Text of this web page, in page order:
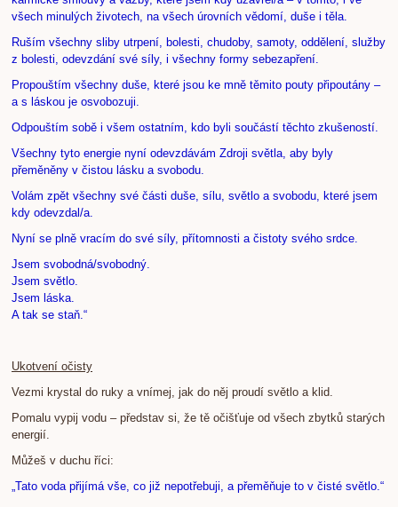
všech minulých životech, na všech úrovních vědomí, duše i těla.
Ruším všechny sliby utrpení, bolesti, chudoby, samoty, oddělení, služby
z bolesti, odevzdání své síly, i všechny formy sebezapření.
Propouštím všechny duše, které jsou ke mně těmito pouty připoutány –
a s láskou je osvobozuji.
Odpouštím sobě i všem ostatním, kdo byli součástí těchto zkušeností.
Všechny tyto energie nyní odevzdávám Zdroji světla, aby byly
přeměněny v čistou lásku a svobodu.
Volám zpět všechny své části duše, sílu, světlo a svobodu, které jsem
kdy odevzdal/a.
Nyní se plně vracím do své síly, přítomnosti a čistoty svého srdce.
Jsem svobodná/svobodný.
Jsem světlo.
Jsem láska.
A tak se staň.“
Ukotvení očisty
Vezmi krystal do ruky a vnímej, jak do něj proudí světlo a klid.
Pomalu vypij vodu – představ si, že tě očišťuje od všech zbytků starých
energií.
Můžeš v duchu říci:
„Tato voda přijímá vše, co již nepotřebuji, a přeměňuje to v čisté světlo.“